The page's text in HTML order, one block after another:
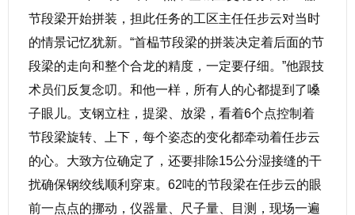
节段梁开始拼装，担此任务的工区主任任步云对当时
的情景记忆犹新。“首榀节段梁的拼装决定着后面的节
段梁的走向和整个合龙的精度，一定要仔细。”他跟技
术员们反复念叨。和他一样，所有人的心都提到了嗓
子眼儿。支钢立柱，提梁、放梁，看着6个点控制着
节段梁旋转、上下，每个姿态的变化都牵动着任步云
的心。大致方位确定了，还要排除15公分湿接缝的干
扰确保钢绞线顺利穿束。62吨的节段梁在任步云的眼
前一点点的挪动，仪器量、尺子量、目测，现场一遍